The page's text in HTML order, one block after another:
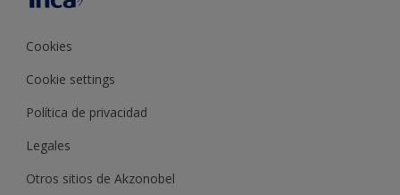
Cookies
Cookie settings
Política de privacidad
Legales
Otros sitios de Akzonobel